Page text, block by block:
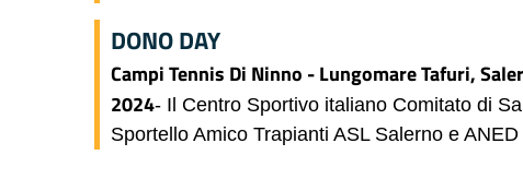
DONO DAY
Campi Tennis Di Ninno - Lungomare Tafuri,
2024- Il Centro Sportivo italiano Comitato di
Sportello Amico Trapianti ASL Salerno e